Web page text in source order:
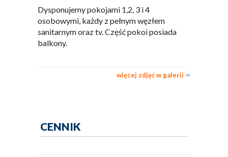
Dysponujemy pokojami 1,2, 3 i 4
osobowymi, każdy z pełnym węzłem
sanitarnym oraz tv. Część pokoi posiada
balkony.
więcej zdjęć w galerii
CENNIK